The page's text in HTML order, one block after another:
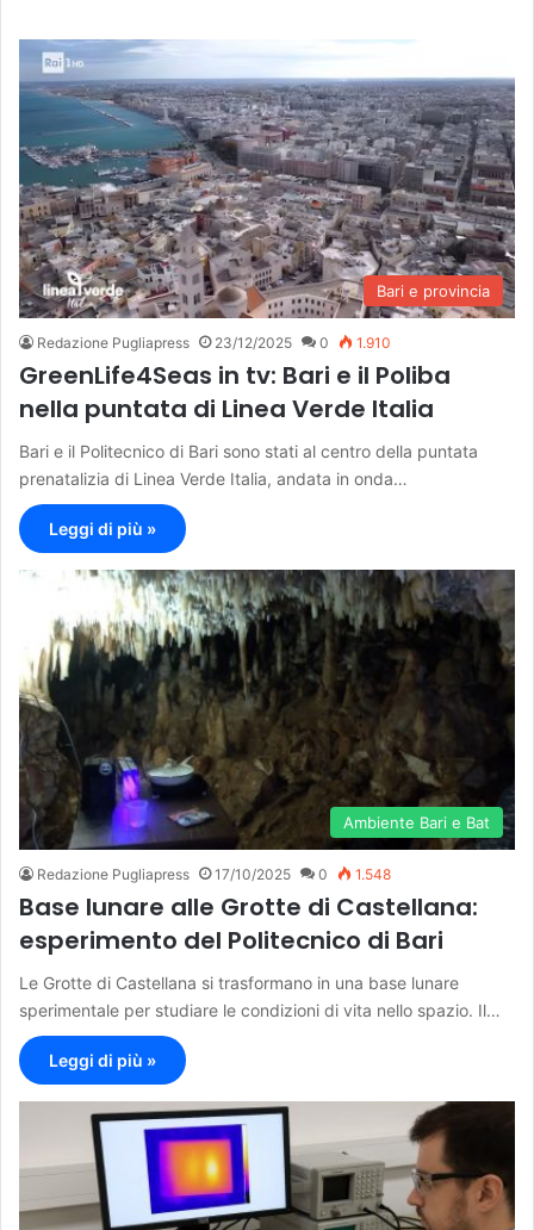
Bari e provincia
Redazione Pugliapress 23/12/2025 0 1.910
GreenLife4Seas in tv: Bari e il Poliba
nella puntata di Linea Verde Italia
Bari e il Politecnico di Bari sono stati al centro della puntata
prenatalizia di Linea Verde Italia, andata in onda…
Leggi di più »
Ambiente Bari e Bat
Redazione Pugliapress 17/10/2025 0 1.548
Base lunare alle Grotte di Castellana:
esperimento del Politecnico di Bari
Le Grotte di Castellana si trasformano in una base lunare
sperimentale per studiare le condizioni di vita nello spazio. Il…
Leggi di più »